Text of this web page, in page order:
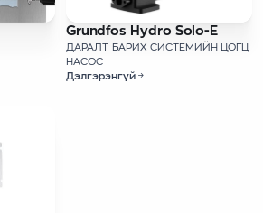
Grundfos Hydro Solo-E
ДАРАЛТ БАРИХ СИСТЕМИЙН ЦОГЦ
НАСОС
Дэлгэрэнгүй